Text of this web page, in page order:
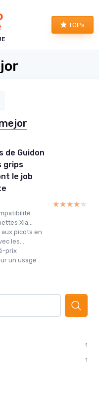
TOPs
de Guidon
grips
le job
Xia...
picots en
les...
prix
un usage
★★★★★
★★★★★
1
1